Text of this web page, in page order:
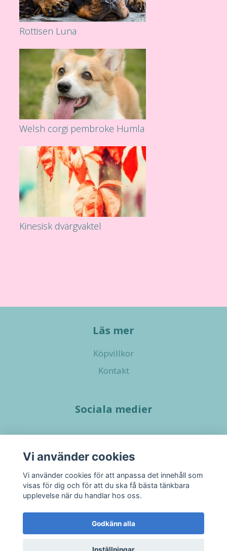
Rottisen Luna
Welsh corgi pembroke Humla
Kinesisk dvärgvaktel
Läs mer
Köpvillkor
Kontakt
Sociala medier
Vi använder cookies
Vi använder cookies för att anpassa det innehåll som
visas för dig och för att du ska få bästa tänkbara
upplevelse när du handlar hos oss.
Godkänn alla